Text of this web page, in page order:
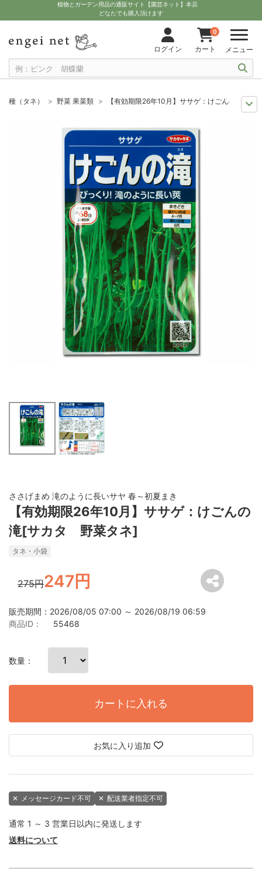
植物とガーデン用品の通販サイト【園芸ネット】本店
どなたでも購入頂けます
ログイン
0
カート メニュー
種（タネ） 野菜 果菜類
【有効期限26年10月】ササゲ：けごんの滝[サ
夏まきの野菜・草花の種 【有効期限26年10月】ササゲ：けご
ささげまめ 滝のように長いサヤ 春～初夏まき
【有効期限26年10月】ササゲ：けごんの
滝[サカタ 野菜タネ]
タネ・小袋
275円247円
販売期間：2026/08/05 07:00 ～ 2026/08/19 06:59
商品ID：
55468
数量：
カートに入れる
お気に入り追加
✕ メッセージカード不可 ✕ 配送業者指定不可
通常 1 ～ 3 営業日以内に発送します
送料について